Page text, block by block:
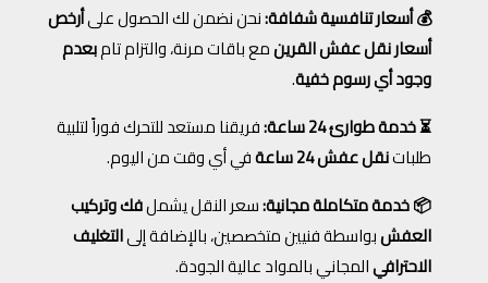
💰 أسعار تنافسية شفافة:نحن نضمن لك الحصول علىأرخص
أسعار نقل عفش القرينمع باقات مرنة، والتزام تامبعدم
وجود أي رسوم خفية.
⏳ خدمة طوارئ 24 ساعة:
فريقنا مستعد للتحرك فوراً لتلبية
طلباتنقل عفش 24 ساعة
في أي وقت من اليوم.
📦 خدمة متكاملة مجانية:سعر النقل يشملفك وتركيب
العفشبواسطة فنيين متخصصين، بالإضافة إلىالتغليف
الاحترافيالمجاني بالمواد عالية الجودة.